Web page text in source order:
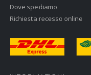
Dove spediamo
Richiesta recesso online